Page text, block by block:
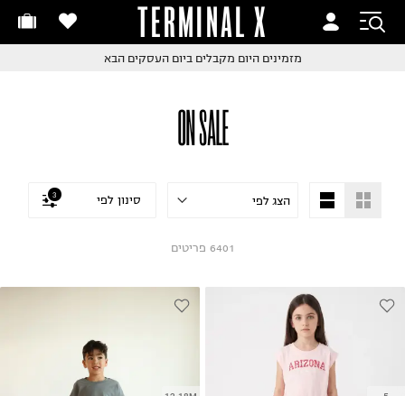
TERMINAL X
החלפות והחזרות בקליקעם שליח עד הבית!
ON SALE
סינון לפי 3
6401 פריטים